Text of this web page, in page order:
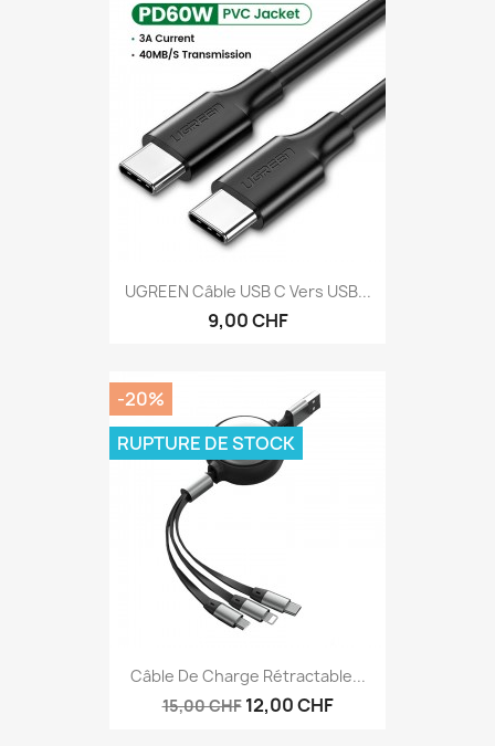
UGREEN Câble USB C Vers USB...
9,00 CHF
Câble De Charge Rétractable...
15,00 CHF 12,00 CHF
-20%
RUPTURE DE STOCK